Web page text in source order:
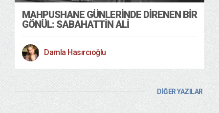
MAHPUSHANE GÜNLERINDE DIRENEN BIR
GÖNÜL: SABAHATTIN ALI
Damla Hasırcıoğlu
DİĞER YAZILAR